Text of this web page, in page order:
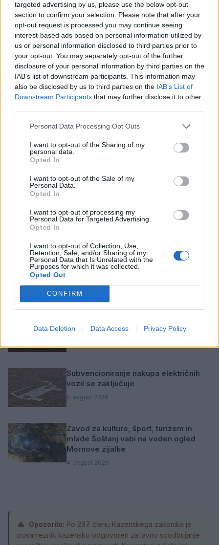
targeted advertising by us, please use the below opt-out
section to confirm your selection. Please note that after your
opt-out request is processed you may continue seeing
interest-based ads based on personal information utilized by
us or personal information disclosed to third parties prior to
your opt-out. You may separately opt-out of the further
disclosure of your personal information by third parties on the
IAB’s list of downstream participants. This information may
also be disclosed by us to third parties on the IAB’s List of
Downstream Participants that may further disclose it to other
Personal Data Processing Opt Outs
I want to opt-out of the Sharing of my
personal data.
Opted In
I want to opt-out of the Sale of my
Personal Data.
Opted In
I want to opt-out of processing my
Personal Data for Targeted Advertising.
Opted In
I want to opt-out of Collection, Use,
Retention, Sale, and/or Sharing of my
Personal Data that Is Unrelated with the
Purposes for which it was collected.
Opted Out
CONFIRM
Data Deletion Data Access Privacy Policy
Vir: Občina Šoštanj; PD Šoštanj
SORODNE NOVICE
Ob povečanem številu podtaknjenih
požarov pozivi občanom k takojšnjemu
6. avgust 2026
osvežitev
Subvencioniranje nakupa električnih
vozil se zaključuje
5. avgust 2026
Zavod za kulturo, šport, turizem in
mlade Šoštanj vabi na voden ogled
Mornove zijalke
4. avgust 2026
Opozorilo: Po 297. členu Kazenskega zakonika je
posameznik kazensko odgovoren za javno spodbujanje